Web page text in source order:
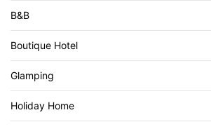
B&B
Boutique Hotel
Glamping
Holiday Home